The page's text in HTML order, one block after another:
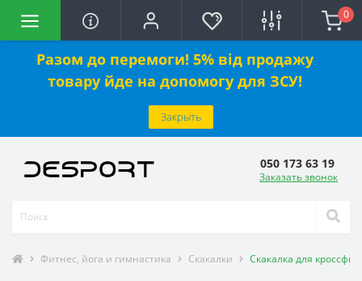
Разом до перемоги! 5% від продажу
товару йде на допомогу для ЗСУ!
Закрыть
0
050 173 63 19
Заказать звонок
Фитнес, йога и гимнастика Скакалки Скакалка для